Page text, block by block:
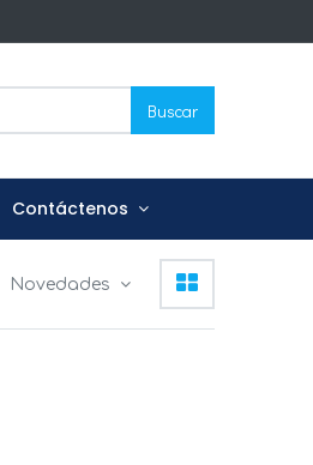
Buscar
Contáctenos
Novedades